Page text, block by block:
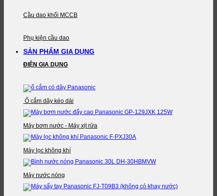
Cầu dao khối MCCB
Phụ kiện cầu dao
SẢN PHẨM GIA DỤNG
ĐIỆN GIA DỤNG
Ổ cắm dây kéo dài
Máy bơm nước - Máy xịt rửa
Máy lọc không khí
Máy nước nóng